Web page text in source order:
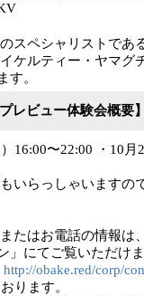
スペシャリストであ
ケルティー・ヤマグ
す。
レビュー体験会概要】
16:00〜22:00 ・10月
いらっしゃいますの
たはお電話の情報は
」にてご覧いただけま
http://obake.red/corp/
ります。